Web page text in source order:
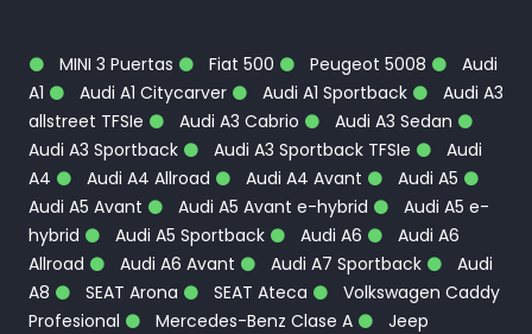
MINI 3 Puertas Fiat 500 Peugeot 5008
Audi
A1
Audi A1 Citycarver Audi A1 Sportback
Audi A3
allstreet TFSIe
Audi A3 Cabrio
Audi A3 Sedan
Audi A3 Sportback
Audi A3 Sportback TFSIe
Audi
A4
Audi A4 Allroad Audi A4 Avant
Audi A5
Audi A5 Avant
Audi A5 Avant e-hybrid
Audi A5 e-
hybrid
Audi A5 Sportback Audi A6
Audi A6
Allroad
Audi A6 Avant Audi A7 Sportback
Audi
A8
SEAT Arona SEAT Ateca
Volkswagen Caddy
Profesional
Mercedes-Benz Clase A
Jeep